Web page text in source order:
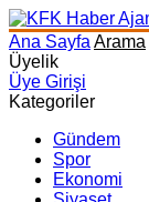
Ana Sayfa Arama
Üyelik
Üye Girişi
Kategoriler
Gündem
Spor
Ekonomi